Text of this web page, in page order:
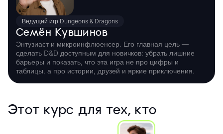
Ведущий игр Dungeons & Dragons
Семён Кувшинов
Энтузиаст и микроинфлюенсер. Его главная цель —
сделать D&D доступным для новичков: убрать лишние
барьеры и показать, что эта игра не про цифры и
таблицы, а про истории, друзей и яркие приключения.
Этот курс для тех, кто